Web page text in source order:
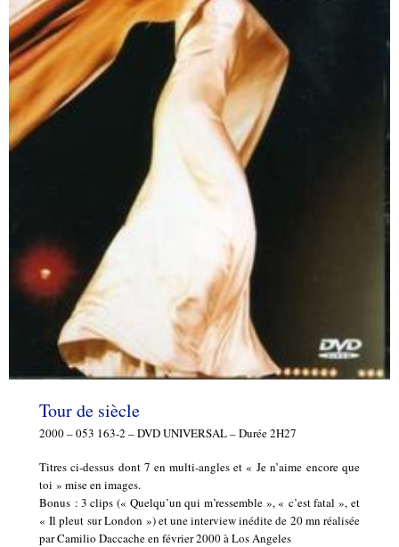
Tour de siècle
2000 – 053 163-2 – DVD UNIVERSAL – Durée 2H27
Titres ci-dessus dont 7 en multi-angles et « Je n’aime encore que
toi » mise en images.
Bonus : 3 clips (« Quelqu’un qui m’ressemble », « c’est fatal », et
« Il pleut sur London ») et une interview inédite de 20 mn réalisée
par Camilio Daccache en février 2000 à Los Angeles